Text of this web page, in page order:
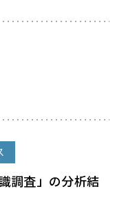
調査」の分析結